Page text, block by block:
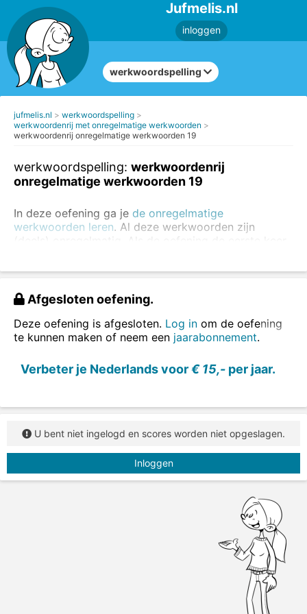
Jufmelis.nl
inloggen
werkwoordspelling
jufmelis.nl
werkwoordspelling
werkwoordenrij met onregelmatige werkwoorden
werkwoordenrij onregelmatige werkwoorden 19
werkwoordspelling: werkwoordenrij
onregelmatige werkwoorden 19
In deze oefening ga je de onregelmatige
werkwoorden leren. Al deze werkwoorden zijn
(deels) onregelmatig. Als de oefening de eerste keer
maken.
Oefen altijd eerst de regelmatige werkwoorden
kuntde regelmatige en onregelmatige werkwoorden
ook in zinnen oefenen.
Vul de juiste vorm van het werkwoord in.
Afgesloten oefening.
Deze oefening is afgesloten. Log in om de oefening
te kunnen maken of neem een jaarabonnement.
Verbeter je Nederlands voor€ 15,- per jaar.
U bent niet ingelogd en scores worden niet opgeslagen.
Inloggen